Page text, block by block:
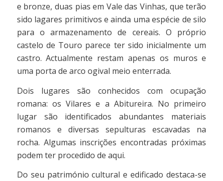
e bronze, duas pias em Vale das Vinhas, que terão
sido lagares primitivos e ainda uma espécie de silo
para o armazenamento de cereais. O próprio
castelo de Touro parece ter sido inicialmente um
castro. Actualmente restam apenas os muros e
uma porta de arco ogival meio enterrada.
Dois lugares são conhecidos com ocupação
romana: os Vilares e a Abitureira. No primeiro
lugar são identificados abundantes materiais
romanos e diversas sepulturas escavadas na
rocha. Algumas inscrições encontradas próximas
podem ter procedido de aqui.
Do seu património cultural e edificado destaca-se